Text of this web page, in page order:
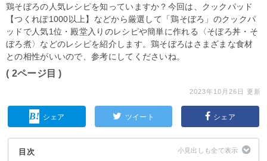
鶏そぼろの人気レシピを知っていますか？今回は、クックパッド
【つくれぽ1000以上】などから厳選して「鶏そぼろ」のクックパ
ッドで人気1位・殿堂入りのレシピや簡単に作れる〈そぼろ丼・そ
ぼろ煮〉などのレシピを紹介します。鶏そぼろはさまざまな食材
との相性がいいので、参考にしてくださいね。
( 2ページ目 )
2023年10月26日 更新
シェア ツイート シェア
目次